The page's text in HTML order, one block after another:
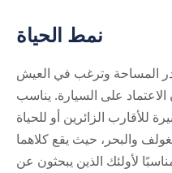
نمط الحياة
المساحة وترغب في العيش
على السيارة. يناسب
للأقارب الزائرين أو للحياة
والبحر، حيث يقع كلاهما
لأولئك الذين يبحثون عن